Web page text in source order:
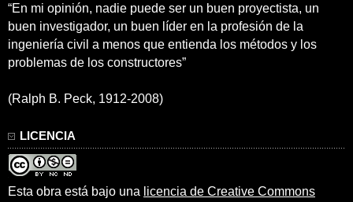
“En mi opinión, nadie puede ser un buen proyectista, un
buen investigador, un buen líder en la profesión de la
ingeniería civil a menos que entienda los métodos y los
problemas de los constructores”
(Ralph B. Peck, 1912-2008)
LICENCIA
Esta obra está bajo una licencia de Creative Commons